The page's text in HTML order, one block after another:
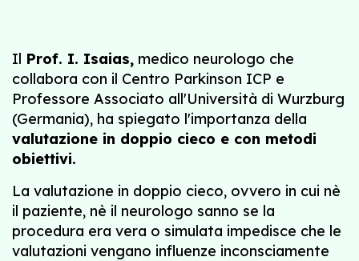
Il Prof. I. Isaias, medico neurologo che
collabora con il Centro Parkinson ICP e
Professore Associato all'Università di Wurzburg
(Germania), ha spiegato l'importanza della
valutazione in doppio cieco e con metodi
obiettivi.
La valutazione in doppio cieco, ovvero in cui nè
il paziente, nè il neurologo sanno se la
procedura era vera o simulata impedisce che le
valutazioni vengano influenze inconsciamente